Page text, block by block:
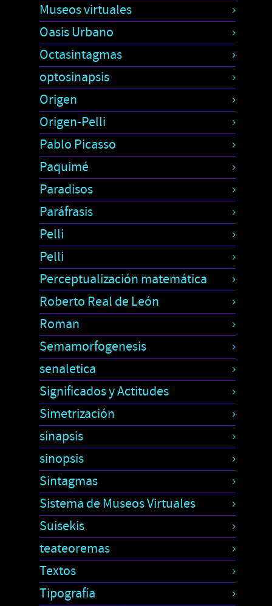
Museos virtuales
Oasis Urbano
Octasintagmas
optosinapsis
Origen
Origen-Pelli
Pablo Picasso
Paquimé
Paradisos
Paráfrasis
Pelli
Pelli
Perceptualización matemática
Roberto Real de León
Roman
Semamorfogenesis
senaletica
Significados y Actitudes
Simetrización
sinapsis
sinopsis
Sintagmas
Sistema de Museos Virtuales
Suisekis
teateoremas
Textos
Tipografía